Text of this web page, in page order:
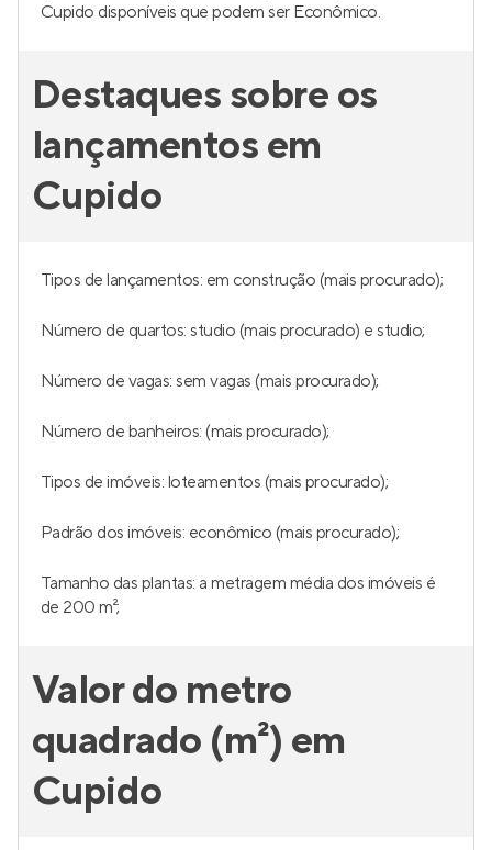
Cupido disponíveis que podem ser Econômico.
Destaques sobre os
lançamentos em
Cupido
Tipos de lançamentos: em construção (mais procurado);
Número de quartos: studio (mais procurado) e studio;
Número de vagas: sem vagas (mais procurado);
Número de banheiros: (mais procurado);
Tipos de imóveis: loteamentos (mais procurado);
Padrão dos imóveis: econômico (mais procurado);
Tamanho das plantas: a metragem média dos imóveis é
de 200 m²;
Valor do metro
quadrado (m²) em
Cupido